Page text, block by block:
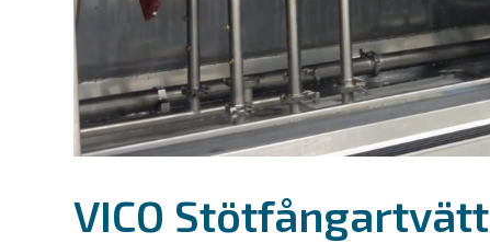
VICO Stötfångartvätt